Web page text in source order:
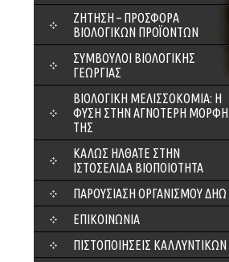
ΖΗΤΗΣΗ – ΠΡΟΣΦΟΡΑ
ΒΙΟΛΟΓΙΚΩΝ ΠΡΟΪΟΝΤΩΝ
ΣΎΜΒΟΥΛΟΙ ΒΙΟΛΟΓΙΚΉΣ
ΓΕΩΡΓΊΑΣ
ΒΙΟΛΟΓΙΚΉ ΜΕΛΙΣΣΟΚΟΜΊΑ: Η
ΦΎΣΗ ΣΤΗΝ ΑΓΝΌΤΕΡΗ ΜΟΡΦΉ
ΤΗΣ
ΚΑΛΏΣ ΉΛΘΑΤΕ ΣΤΗΝ
ΙΣΤΟΣΕΛΊΔΑ ΒΙΟΠΟΙΌΤΗΤΑ
ΠΑΡΟΥΣΊΑΣΗ ΟΡΓΑΝΙΣΜΟΎ ΔΗΩ
ΕΠΙΚΟΙΝΩΝΊΑ
ΠΙΣΤΟΠΟΙΉΣΕΙΣ ΚΑΛΛΥΝΤΙΚΏΝ